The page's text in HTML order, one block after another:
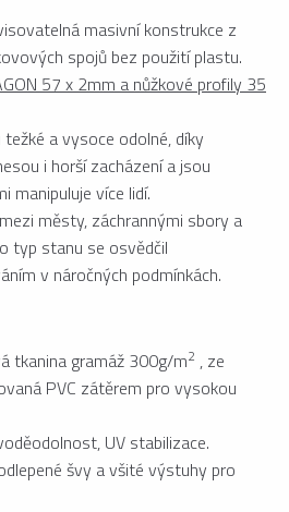
masivní konstrukce z
spojů bez použití plastu.
57 x 2mm a nůžkové profily 35
a vysoce odolné, díky
i horší zacházení a jsou
manipuluje více lidí.
městy, záchrannými sbory a
typ stanu se osvědčil
v náročných podmínkách.
tkanina gramáž 300g/m2 , ze
PVC zátěrem pro vysokou
UV stabilizace.
švy a všité výstuhy pro